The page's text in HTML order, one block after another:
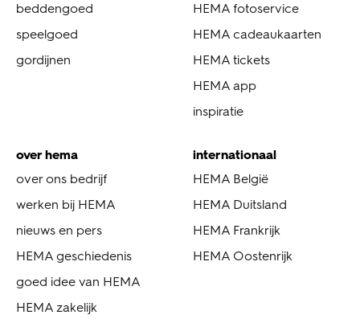
beddengoed
speelgoed
gordijnen
HEMA fotoservice
HEMA cadeaukaarten
HEMA tickets
HEMA app
inspiratie
over hema
over ons bedrijf
werken bij HEMA
nieuws en pers
HEMA geschiedenis
goed idee van HEMA
HEMA zakelijk
internationaal
HEMA België
HEMA Duitsland
HEMA Frankrijk
HEMA Oostenrijk